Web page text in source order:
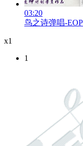
03:20
鸟之诗弹唱-
x1
1